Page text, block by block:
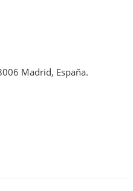
Madrid, España.